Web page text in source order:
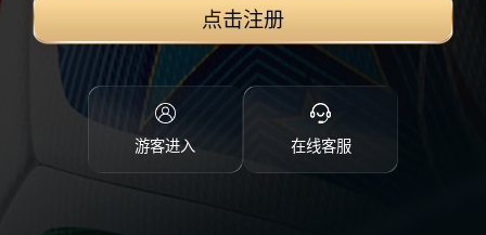
点击注册
游客进入 在线客服